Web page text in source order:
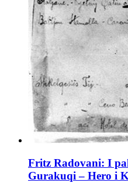
Fritz Radovani: I
Gurakuqi – Hero i